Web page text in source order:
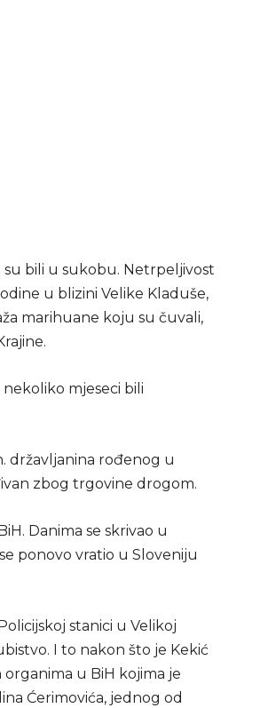
su bili u sukobu. Netrpeljivost
u blizini Velike Kladuše,
marihuane koju su čuvali,
nekoliko mjeseci bili
državljanina rođenog u
zbog trgovine drogom.
Danima se skrivao u
ponovo vratio u Sloveniju
stanici u Velikoj
I to nakon što je Kekić
organima u BiH kojima je
Ćerimovića, jednog od